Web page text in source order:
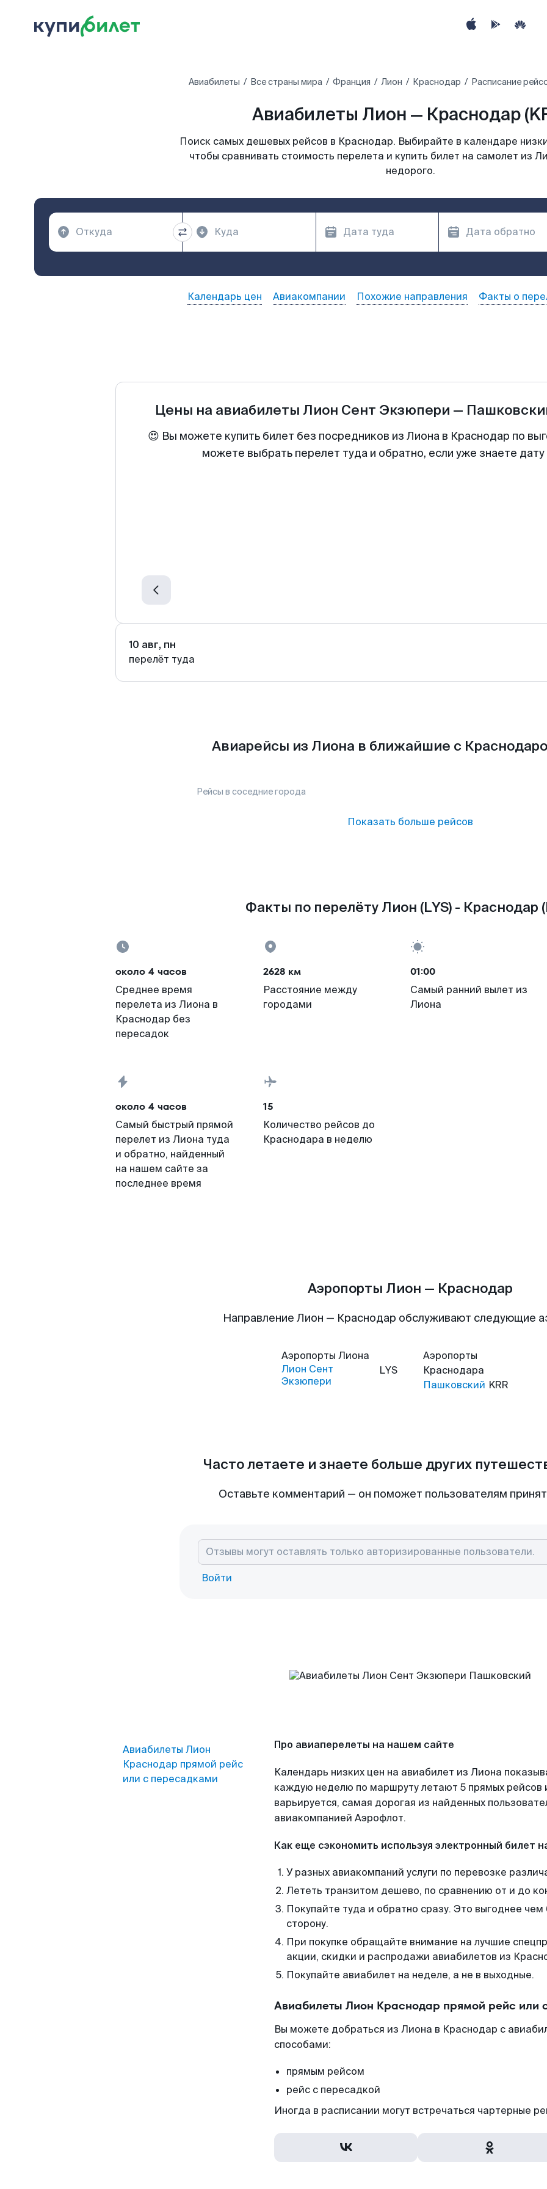
Авиабилеты Все страны мира Франция Лион Краснодар Расписание
Авиабилеты Лион — Краснодар
Поиск самых дешевых рейсов в Краснодар. Выбирайте в календаре
чтобы сравнивать стоимость перелета и купить билет на самолет из
недорого.
Календарь цен Авиакомпании Похожие направления Факты о
Цены на авиабилеты Лион Сент Экзюпери —
😍 Вы можете купить билет без посредников из Лиона в Краснодар по
можете выбрать перелет туда и обратно, если уже знаете
10 авг, пн
перелёт туда
Авиарейсы из Лиона в ближайшие с
Рейсы в соседние города
Показать больше рейсов
Факты по перелёту Лион (LYS) - Краснодар
около 4 часов
Среднее время
перелета из Лиона в
Краснодар без
пересадок
2628 км
Расстояние между
городами
01:00
Самый ранний вылет из
Лиона
около 4 часов
Самый быстрый прямой
перелет из Лиона туда
и обратно, найденный
на нашем сайте за
последнее время
15
Количество рейсов до
Краснодара в неделю
Аэропорты Лион — Краснодар
Направление Лион — Краснодар обслуживают следующие
Аэропорты Лиона
Лион Сент
Экзюпери
LYS
Аэропорты
Краснодара
Пашковский KRR
Часто летаете и знаете больше других
Оставьте комментарий — он поможет пользователям
Войти
Авиабилеты Лион
Краснодар прямой рейс
или с пересадками
Про авиаперелеты на нашем сайте
Календарь низких цен на авиабилет из Лиона
каждую неделю по маршруту летают 5 прямых рейсов
варьируется, самая дорогая из найденных
авиакомпанией Аэрофлот.
Как еще сэкономить используя электронный билет
У разных авиакомпаний услуги по перевозке
Лететь транзитом дешево, по сравнению от и до
Покупайте туда и обратно сразу. Это выгоднее
сторону.
При покупке обращайте внимание на лучшие
акции, скидки и распродажи авиабилетов из
Покупайте авиабилет на неделе, а не в выходные.
Авиабилеты Лион Краснодар прямой рейс или
Вы можете добраться из Лиона в Краснодар с
способами:
прямым рейсом
рейс с пересадкой
Иногда в расписании могут встречаться чартерные